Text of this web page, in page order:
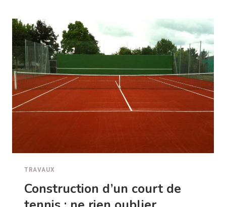
OU
MAUVAISE
IDÉE
?
TRAVAUX
Construction d’un court de